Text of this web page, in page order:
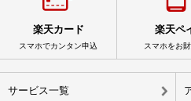
楽天カード
スマホでカンタン申込
楽天ペ
スマホをお
サービス一覧